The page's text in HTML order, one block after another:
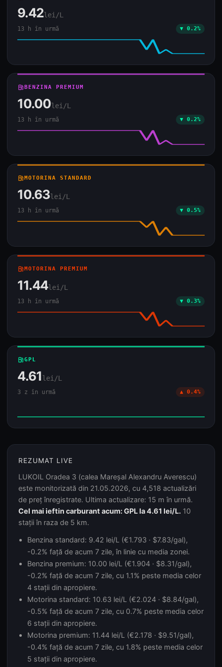
9.42lei/L
13 h în urmă ▼ 0.2%
local_gas_stationBENZINA PREMIUM
10.00lei/L
13 h în urmă ▼ 0.2%
local_gas_stationMOTORINA STANDARD
10.63lei/L
13 h în urmă ▼ 0.5%
local_gas_stationMOTORINA PREMIUM
11.44lei/L
13 h în urmă ▼ 0.3%
local_gas_stationGPL
4.61lei/L
3 z în urmă ▲ 0.4%
REZUMAT LIVE
LUKOIL Oradea 3 (calea Mareșal Alexandru Averescu)
este monitorizată din 21.05.2026, cu 4,518 actualizări
de preț înregistrate. Ultima actualizare: 15 m în urmă.
Cel mai ieftin carburant acum: GPL la 4.61 lei/L. 10
stații în raza de 5 km.
Benzina standard: 9.42 lei/L (€1.793 · $7.83/gal),
-0.2% față de acum 7 zile, în linie cu media zonei.
Benzina premium: 10.00 lei/L (€1.904 · $8.31/gal),
-0.2% față de acum 7 zile, cu 1.1% peste media celor
4 stații din apropiere.
Motorina standard: 10.63 lei/L (€2.024 · $8.84/gal),
-0.5% față de acum 7 zile, cu 0.7% peste media celor
6 stații din apropiere.
Motorina premium: 11.44 lei/L (€2.178 · $9.51/gal),
-0.4% față de acum 7 zile, cu 1.8% peste media celor
5 stații din apropiere.